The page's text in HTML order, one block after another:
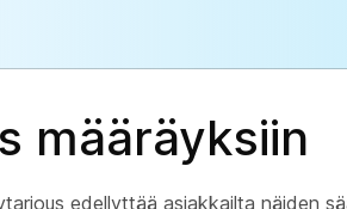
määräyksiin
edellyttää asiakkailta näiden